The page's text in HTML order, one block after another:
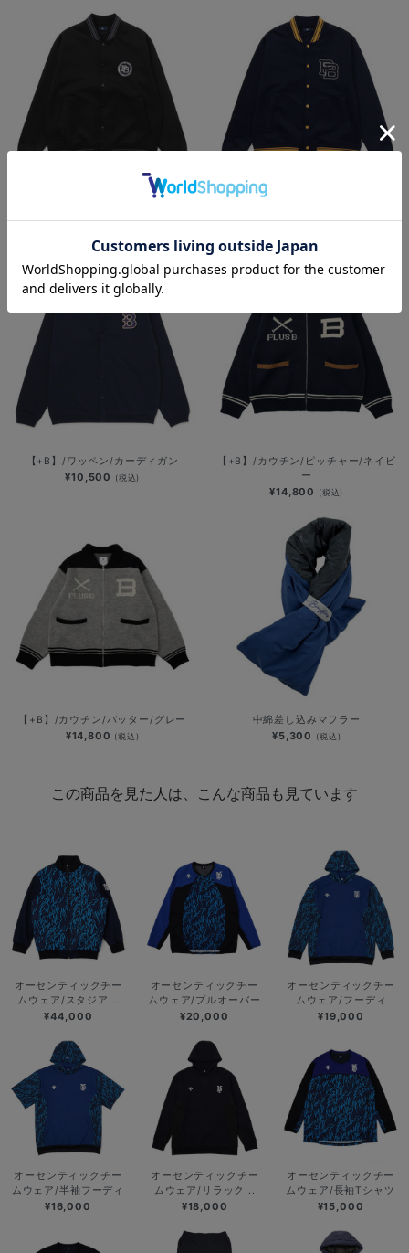
ルロゴ
¥10,500(税込)
【+B】/ワッペン/カーディガン
¥10,500 (税込)
【+B】/カウチン/ピッチャー/ネイビ
ー
¥14,800 (税込)
【+B】/カウチン/バッター/グレー
¥14,800 (税込)
中綿差し込みマフラー
¥5,300 (税込)
この商品を見た人は、こんな商品も見ています
オーセンティックチー
ムウェア/スタジア...
¥44,000
オーセンティックチー
ムウェア/プルオーバー
¥20,000
オーセンティックチー
ムウェア/フーディ
¥19,000
オーセンティックチー
ムウェア/半袖フーディ
¥16,000
オーセンティックチー
ムウェア/リラック...
¥18,000
オーセンティックチー
ムウェア/長袖Tシャツ
¥15,000